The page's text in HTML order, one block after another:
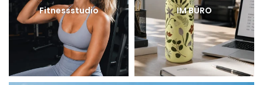
Fitnessstudio IM BÜRO